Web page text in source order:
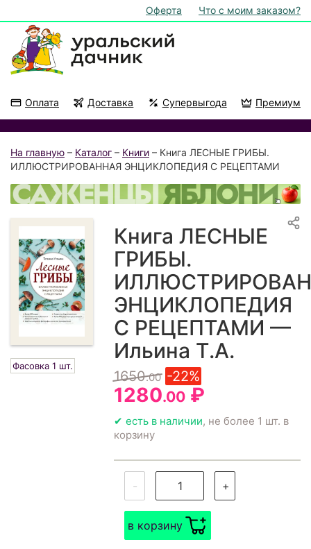
Оферта Что с моим заказом?
Оплата Доставка Супервыгода Премиум
На главную – Каталог – Книги – Книга ЛЕСНЫЕ ГРИБЫ.
ИЛЛЮСТРИРОВАННАЯ ЭНЦИКЛОПЕДИЯ С РЕЦЕПТАМИ
Фасовка 1 шт.
Книга ЛЕСНЫЕ
ГРИБЫ.
ЭНЦИКЛОПЕДИЯ
С РЕЦЕПТАМИ —
Ильина Т.А.
1650.00 -22%
1280.00 ₽
✔ есть в наличии, не более 1 шт. в
корзину
- +
в корзину